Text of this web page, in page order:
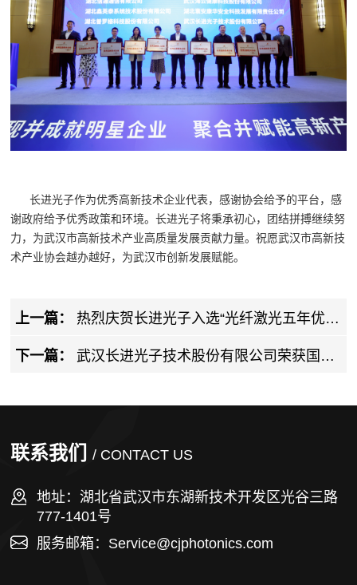
长进光子作为优秀高新技术企业代表，感谢协会给予的平台，感
谢政府给予优秀政策和环境。长进光子将秉承初心，团结拼搏继续努
力，为武汉市高新技术产业高质量发展贡献力量。祝愿武汉市高新技
术产业协会越办越好，为武汉市创新发展赋能。
上一篇：
热烈庆贺长进光子入选“光纤激光五年优秀
下一篇：
武汉长进光子技术股份有限公司荣获国家
联系我们/ CONTACT US
地址：湖北省武汉市东湖新技术开发区光谷三路
777-1401号
服务邮箱：Service@cjphotonics.com